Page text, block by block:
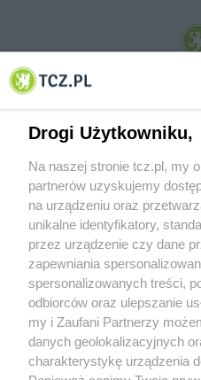
© 2001-2026 Tczew - TCZ.PL Sp. z o.o.
O FIRMIE POLITYKA
REKLAMA WSPÓŁPRACA
Nasze
Aktualności
Drogi Użytkowniku,
Na naszej stronie tcz.pl, my
partnerów uzyskujemy
na urządzeniu oraz
unikalne identyfikatory,
przez urządzenie czy dane
zapewniania
spersonalizowanych treści,
odbiorców oraz ulepszanie
my i Zaufani Partnerzy
danych geolokalizacyjnych
charakterystykę urządzenia